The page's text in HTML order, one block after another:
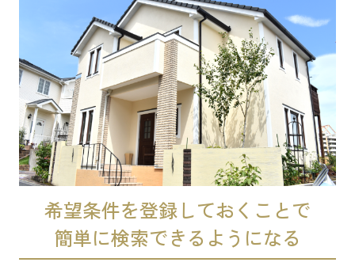
希望条件を登録しておくことで
簡単に検索できるようになる